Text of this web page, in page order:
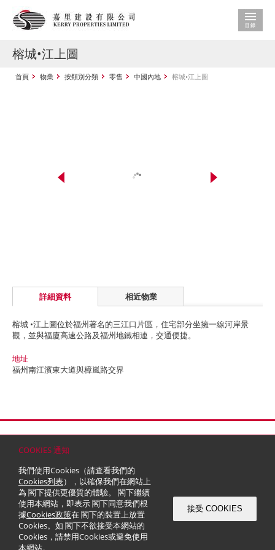
COOKIES 通知
我們使用Cookies（請查看我們的
Cookies列表），以確保我們在網站上
為 閣下提供更優質的體驗。 閣下繼續
使用本網站，即表示 閣下同意我們根
據Cookies政策在 閣下的裝置上放置
Cookies。如 閣下不欲接受本網站的
Cookies，請禁用Cookies或避免使用
本網站。
接受 COOKIES
榕城•江上圖
首頁 物業 按類別分類 零售 中國內地 榕城•江上圖
詳細資料 相近物業
榕城 •江上圖位於福州著名的三江口片區，住宅部分坐擁一線河岸景
觀，並與福廈高速公路及福州地鐵相連，交通便捷。
地址
福州南江濱東大道與樟嵐路交界
© 2026 嘉里建設有限公司 (於百慕達註冊成立之有限公司)